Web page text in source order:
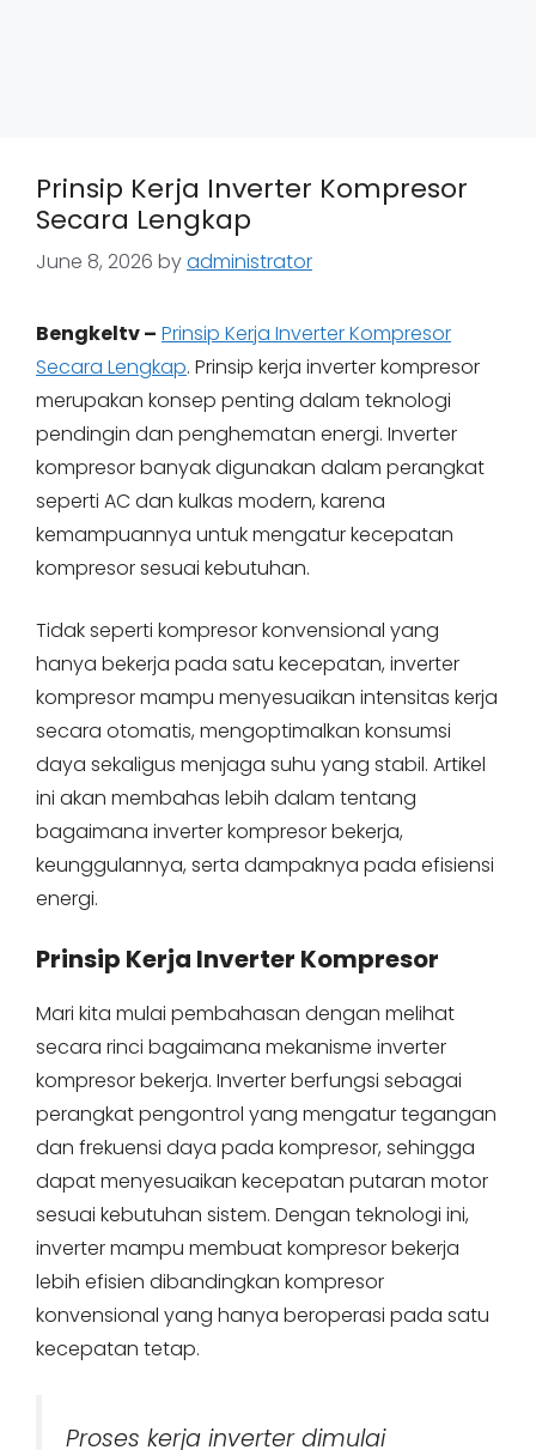
Prinsip Kerja Inverter Kompresor
Secara Lengkap
June 8, 2026 byadministrator
Bengkeltv – Prinsip Kerja Inverter Kompresor
Secara Lengkap. Prinsip kerja inverter kompresor
merupakan konsep penting dalam teknologi
pendingin dan penghematan energi. Inverter
kompresor banyak digunakan dalam perangkat
seperti AC dan kulkas modern, karena
kemampuannya untuk mengatur kecepatan
kompresor sesuai kebutuhan.
Tidak seperti kompresor konvensional yang
hanya bekerja pada satu kecepatan, inverter
kompresor mampu menyesuaikan intensitas kerja
secara otomatis, mengoptimalkan konsumsi
daya sekaligus menjaga suhu yang stabil. Artikel
ini akan membahas lebih dalam tentang
bagaimana inverter kompresor bekerja,
keunggulannya, serta dampaknya pada efisiensi
energi.
Prinsip Kerja Inverter Kompresor
Mari kita mulai pembahasan dengan melihat
secara rinci bagaimana mekanisme inverter
kompresor bekerja. Inverter berfungsi sebagai
perangkat pengontrol yang mengatur tegangan
dan frekuensi daya pada kompresor, sehingga
dapat menyesuaikan kecepatan putaran motor
sesuai kebutuhan sistem. Dengan teknologi ini,
inverter mampu membuat kompresor bekerja
lebih efisien dibandingkan kompresor
konvensional yang hanya beroperasi pada satu
kecepatan tetap.
Proses kerja inverter dimulai